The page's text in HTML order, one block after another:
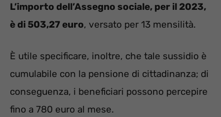
L’importo dell’Assegno sociale, per il 2023,
è di 503,27 euro, versato per 13 mensilità.
È utile specificare, inoltre, che tale sussidio è
cumulabile con la pensione di cittadinanza; di
conseguenza, i beneficiari possono percepire
fino a 780 euro al mese.